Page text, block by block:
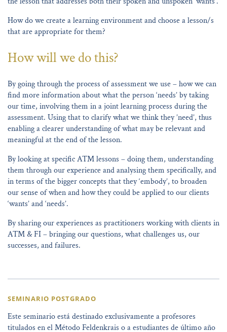
How do we create a learning environment and choose a lesson/s
that are appropriate for them?
How will we do this?
By going through the process of assessment we use – how we can
find more information about what the person ‘needs’ by taking
our time, involving them in a joint learning process during the
assessment. Using that to clarify what we think they ’need’, thus
enabling a clearer understanding of what may be relevant and
meaningful at the end of the lesson.
By looking at specific ATM lessons – doing them, understanding
them through our experience and analysing them specifically, and
in terms of the bigger concepts that they ‘embody’, to broaden
our sense of when and how they could be applied to our clients
‘wants’ and ‘needs’.
By sharing our experiences as practitioners working with clients in
ATM & FI – bringing our questions, what challenges us, our
successes, and failures.
SEMINARIO POSTGRADO
Este seminario está destinado exclusivamente a profesores
titulados en el Método Feldenkrais o a estudiantes de último año